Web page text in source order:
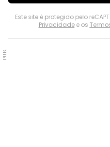
Este site é protegido pelo
Privacidadee os
PUB.